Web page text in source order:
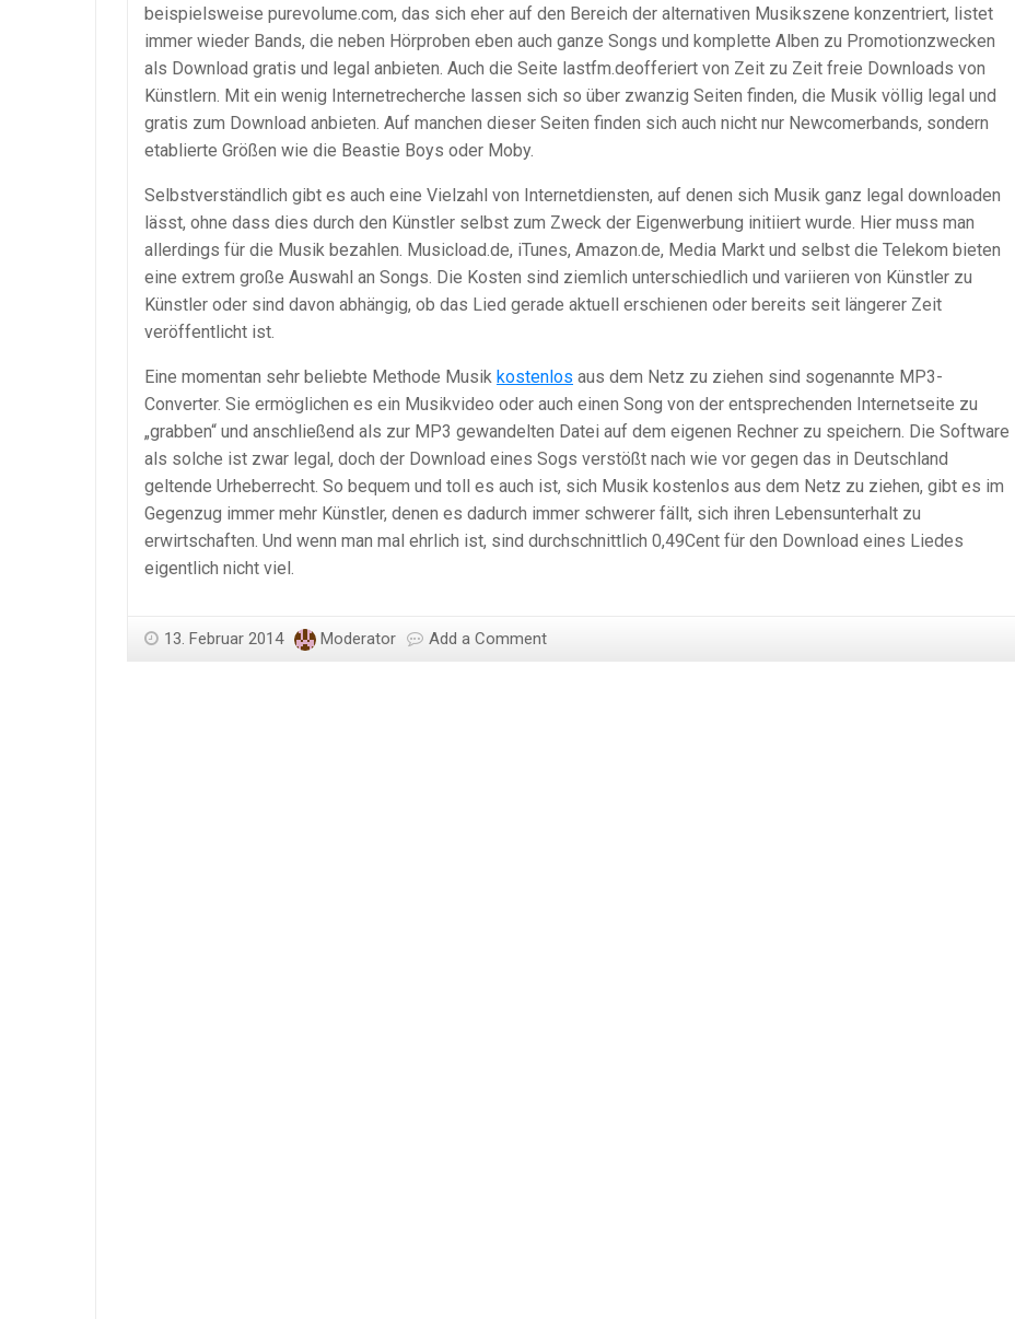
beispielsweise purevolume.com, das sich eher auf den Bereich der alternativen Musikszene konzentriert, listet
immer wieder Bands, die neben Hörproben eben auch ganze Songs und komplette Alben zu Promotionzwecken
als Download gratis und legal anbieten. Auch die Seite lastfm.deofferiert von Zeit zu Zeit freie Downloads von
Künstlern. Mit ein wenig Internetrecherche lassen sich so über zwanzig Seiten finden, die Musik völlig legal und
gratis zum Download anbieten. Auf manchen dieser Seiten finden sich auch nicht nur Newcomerbands, sondern
etablierte Größen wie die Beastie Boys oder Moby.
Selbstverständlich gibt es auch eine Vielzahl von Internetdiensten, auf denen sich Musik ganz legal downloaden
lässt, ohne dass dies durch den Künstler selbst zum Zweck der Eigenwerbung initiiert wurde. Hier muss man
allerdings für die Musik bezahlen. Musicload.de, iTunes, Amazon.de, Media Markt und selbst die Telekom bieten
eine extrem große Auswahl an Songs. Die Kosten sind ziemlich unterschiedlich und variieren von Künstler zu
Künstler oder sind davon abhängig, ob das Lied gerade aktuell erschienen oder bereits seit längerer Zeit
veröffentlicht ist.
Eine momentan sehr beliebte Methode Musik kostenlos aus dem Netz zu ziehen sind sogenannte MP3-
Converter. Sie ermöglichen es ein Musikvideo oder auch einen Song von der entsprechenden Internetseite zu
„grabben“ und anschließend als zur MP3 gewandelten Datei auf dem eigenen Rechner zu speichern. Die Software
als solche ist zwar legal, doch der Download eines Sogs verstößt nach wie vor gegen das in Deutschland
geltende Urheberrecht. So bequem und toll es auch ist, sich Musik kostenlos aus dem Netz zu ziehen, gibt es im
Gegenzug immer mehr Künstler, denen es dadurch immer schwerer fällt, sich ihren Lebensunterhalt zu
erwirtschaften. Und wenn man mal ehrlich ist, sind durchschnittlich 0,49Cent für den Download eines Liedes
eigentlich nicht viel.
13. Februar 2014 Moderator Add a Comment